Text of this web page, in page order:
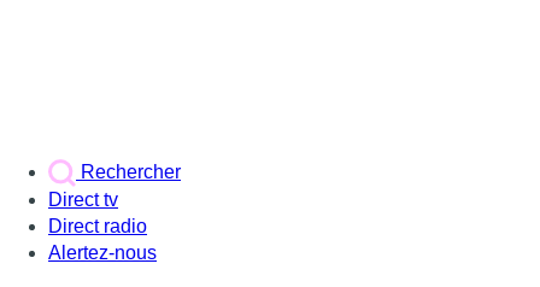
Rechercher
Direct tv
Direct radio
Alertez-nous